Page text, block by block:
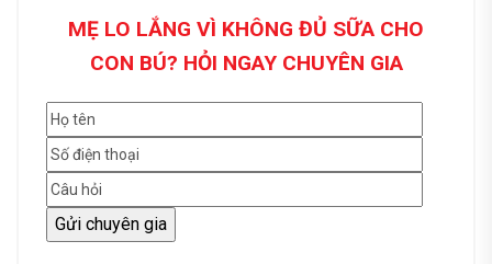
MẸ LO LẮNG VÌ KHÔNG ĐỦ SỮA CHO
CON BÚ? HỎI NGAY CHUYÊN GIA